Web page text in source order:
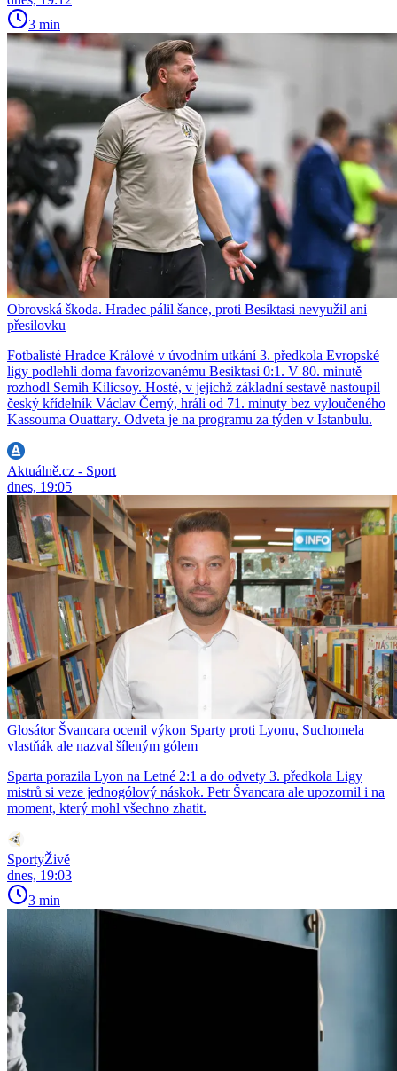
3 min
Obrovská škoda. Hradec pálil šance, proti Besiktasi nevyužil ani
přesilovku
Fotbalisté Hradce Králové v úvodním utkání 3. předkola Evropské
ligy podlehli doma favorizovanému Besiktasi 0:1. V 80. minutě
rozhodl Semih Kilicsoy. Hosté, v jejichž základní sestavě nastoupil
český křídelník Václav Černý, hráli od 71. minuty bez vyloučeného
Kassouma Ouattary. Odveta je na programu za týden v Istanbulu.
Aktuálně.cz - Sport
dnes, 19:05
Glosátor Švancara ocenil výkon Sparty proti Lyonu, Suchomela
vlastňák ale nazval šíleným gólem
Sparta porazila Lyon na Letné 2:1 a do odvety 3. předkola Ligy
mistrů si veze jednogólový náskok. Petr Švancara ale upozornil i na
moment, který mohl všechno zhatit.
SportyŽivě
dnes, 19:03
3 min